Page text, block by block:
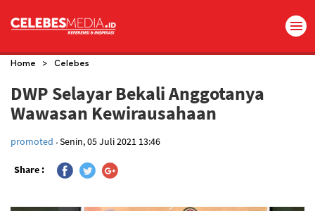
Home > Celebes
DWP Selayar Bekali Anggotanya
Wawasan Kewirausahaan
promoted .Senin, 05 Juli 2021 13:46
Share :